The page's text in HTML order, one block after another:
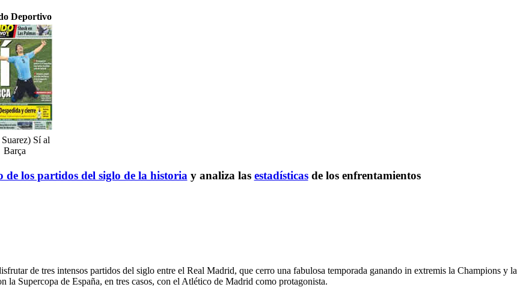
Deportivo
Sí al
Barça
de los partidos del siglo de la historiay analiza las estadísticasde los enfrentamientos
de tres intensos partidos del siglo entre el Real Madrid, que cerro una fabulosa temporada ganando in extremis la Champions y la
Supercopa de España, en tres casos, con el Atlético de Madrid como protagonista.